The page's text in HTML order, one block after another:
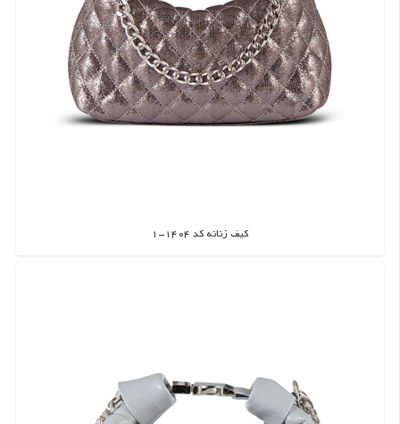
کیف زنانه کد 1404-1
اطلاعات بیشتر